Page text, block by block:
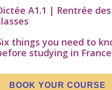
A1.1 | Rentrée des
things you need to
studying in France
BOOK YOUR COURSE